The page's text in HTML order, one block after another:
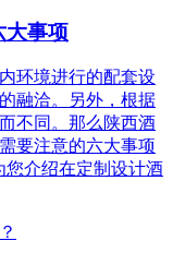
大事项
环境进行的配套设
融洽。另外，根据
不同。那么陕西酒
要注意的六大事项
您介绍在定制设计酒